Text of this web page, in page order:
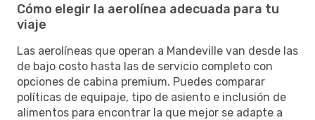
Cómo elegir la aerolínea adecuada para tu
viaje
Las aerolíneas que operan a Mandeville van desde las
de bajo costo hasta las de servicio completo con
opciones de cabina premium. Puedes comparar
políticas de equipaje, tipo de asiento e inclusión de
alimentos para encontrar la que mejor se adapte a